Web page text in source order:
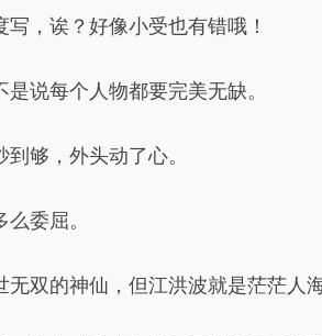
，诶？好像小受也有错哦！
说每个人物都要完美无缺。
够，外头动了心。
委屈。
双的神仙，但江洪波就是茫茫人